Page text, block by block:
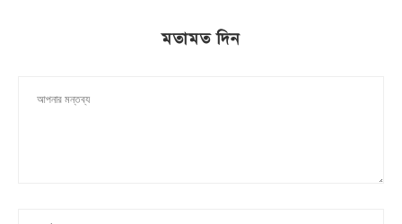
মতামত দিন